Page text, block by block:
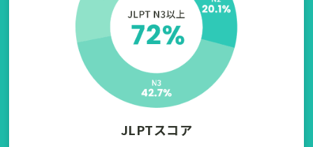
JLPTスコア